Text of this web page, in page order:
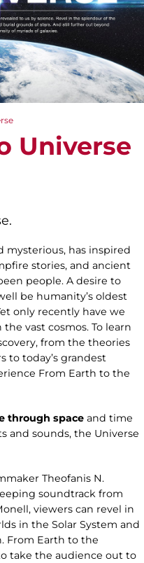
Universe
mysterious, has inspired
stories, and ancient
people. A desire to
be humanity’s oldest
only recently have we
vast cosmos. To learn
from the theories
to today’s grandest
From Earth to the
through space and time
and sounds, the Universe
Theofanis N.
soundtrack from
viewers can revel in
in the Solar System and
From Earth to the
take the audience out to